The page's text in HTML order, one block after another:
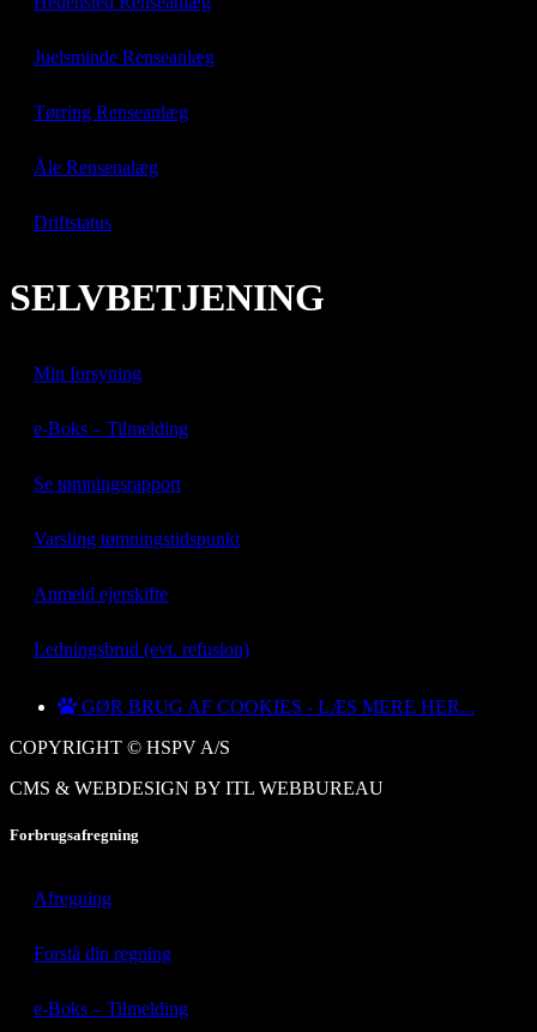
Juelsminde Renseanlæg
Tørring Renseanlæg
Åle Rensenalæg
Driftstatus
SELVBETJENING
Min forsyning
e-Boks – Tilmelding
Se tømningsrapport
Varsling tømningstidspunkt
Anmeld ejerskifte
Ledningsbrud (evt. refusion)
GØR BRUG AF COOKIES - LÆS MERE HER...
COPYRIGHT © HSPV A/S
CMS & WEBDESIGN BY ITL WEBBUREAU
Forbrugsafregning
Afregning
Forstå din regning
e-Boks – Tilmelding